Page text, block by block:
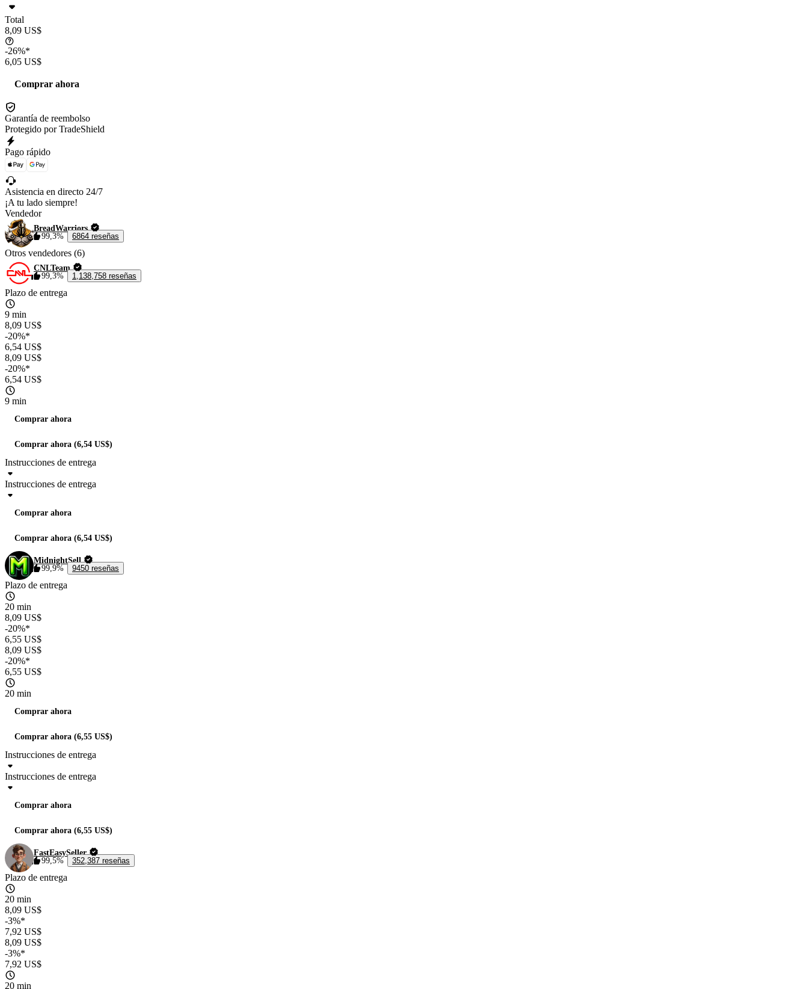
Total
8,09 US$
-26%*
6,05 US$
Comprar ahora
Garantía de reembolso
Protegido por TradeShield
Pago rápido
Asistencia en directo 24/7
¡A tu lado siempre!
Vendedor
BreadWarriors
99,3%
6864 reseñas
Otros vendedores (6)
CNLTeam
99,3%
1,138,758 reseñas
Plazo de entrega
9 min
8,09 US$
-20%*
6,54 US$
8,09 US$
-20%*
6,54 US$
9 min
Comprar ahora
Comprar ahora (6,54 US$)
Instrucciones de entrega
Instrucciones de entrega
Comprar ahora
Comprar ahora (6,54 US$)
MidnightSell
99,9%
9450 reseñas
Plazo de entrega
20 min
8,09 US$
-20%*
6,55 US$
8,09 US$
-20%*
6,55 US$
20 min
Comprar ahora
Comprar ahora (6,55 US$)
Instrucciones de entrega
Instrucciones de entrega
Comprar ahora
Comprar ahora (6,55 US$)
FastEasySeller
99,5%
352,387 reseñas
Plazo de entrega
20 min
8,09 US$
-3%*
7,92 US$
8,09 US$
-3%*
7,92 US$
20 min